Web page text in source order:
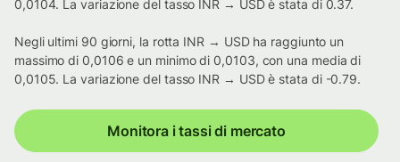
0,0104. La variazione del tasso INR → USD è stata di 0.37.
Negli ultimi 90 giorni, la rotta INR → USD ha raggiunto un
massimo di 0,0106 e un minimo di 0,0103, con una media di
0,0105. La variazione del tasso INR → USD è stata di -0.79.
Monitora i tassi di mercato